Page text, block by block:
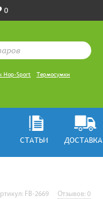
0
Hop-Sport
Термосумки
СТАТЬИ ДОСТАВКА
FB-2669 Отзывов: 0